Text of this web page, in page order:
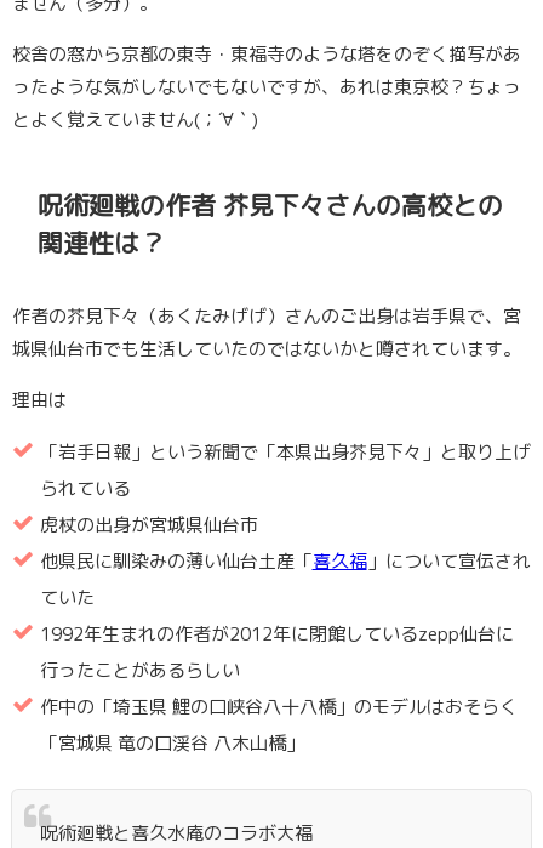
校舎の窓から京都の東寺・東福寺のような塔をのぞく描写があ
ったような気がしないでもないですが、あれは東京校？ちょっ
とよく覚えていません(；´∀｀)
呪術廻戦の作者 芥見下々さんの高校との
関連性は？
作者の芥見下々（あくたみげげ）さんのご出身は岩手県で、宮
城県仙台市でも生活していたのではないかと噂されています。
理由は
「岩手日報」という新聞で「本県出身芥見下々」と取り上げ
られている
虎杖の出身が宮城県仙台市
他県民に馴染みの薄い仙台土産「喜久福」について宣伝され
ていた
1992年生まれの作者が2012年に閉館しているzepp仙台に
行ったことがあるらしい
作中の「埼玉県 鯉の口峡谷八十八橋」のモデルはおそらく
「宮城県 竜の口渓谷 八木山橋」
呪術廻戦と喜久水庵のコラボ大福